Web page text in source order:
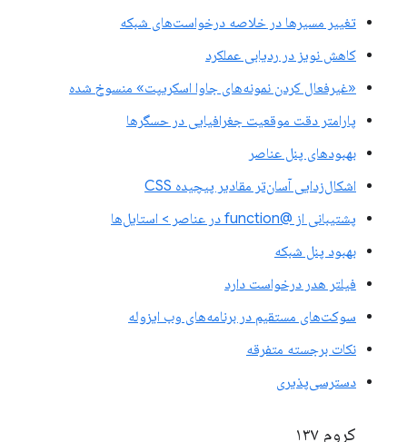
تغییر مسیرها در خلاصه درخواست‌های شبکه
کاهش نویز در ردیابی عملکرد
«غیرفعال کردن نمونه‌های جاوا اسکریپت» منسوخ شده
پارامتر دقت موقعیت جغرافیایی در حسگرها
بهبودهای پنل عناصر
اشکال‌زدایی آسان‌تر مقادیر پیچیده CSS
پشتیبانی از @function در عناصر > استایل‌ها
بهبود پنل شبکه
فیلتر هدر درخواست دارد
سوکت‌های مستقیم در برنامه‌های وب ایزوله
نکات برجسته متفرقه
دسترسی‌پذیری
کروم ۱۳۷